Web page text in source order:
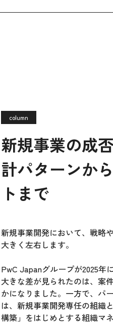
column
新規事業の成
計パターンか
トまで
新規事業開発において、戦略
大きく左右します。
PwC Japanグループが2025年
大きな差が見られたのは、案
かになりました。一方で、パ
は、新規事業開発専任の組織
構築」をはじめとする組織マ